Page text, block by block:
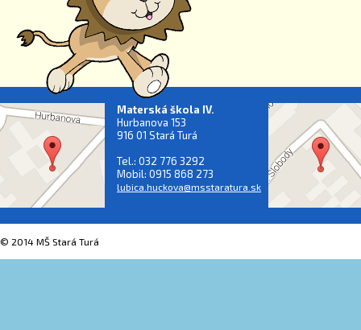
Materská škola IV.
Hurbanova 153
916 01 Stará Turá
Tel.: 032 776 3292
Mobil: 0915 868 273
lubica.huckova@msstaratura.sk
© 2014 MŠ Stará Turá